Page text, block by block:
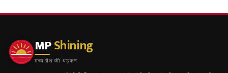
MPShining
मध्य प्रदेश की धड़कन